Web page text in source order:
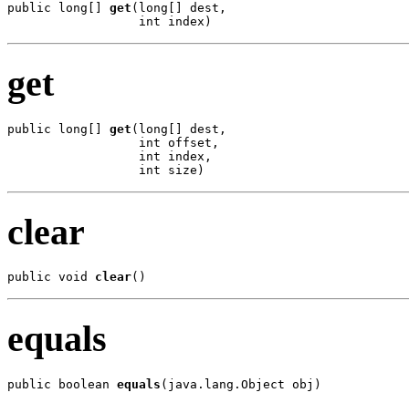
public long[] get (long[] dest,
                  int index)
get
public long[] get (long[] dest,
                  int offset,
                  int index,
                  int size)
clear
public void clear()
equals
public boolean equals (java.lang.Object obj)